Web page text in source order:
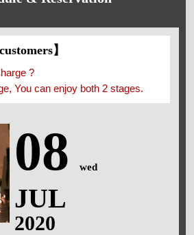
】
?
You can enjoy both 2 stages.
08 wed
JUL
2020